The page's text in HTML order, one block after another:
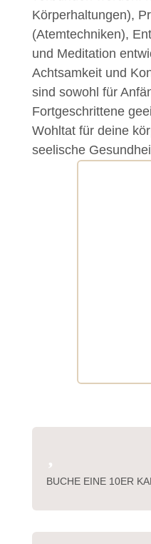
Körperhaltungen),
(Atemtechniken),
und Meditation
Achtsamkeit und
sind sowohl für
Fortgeschrittene
Wohltat für deine
seelische
BUCHE EINE 10ER